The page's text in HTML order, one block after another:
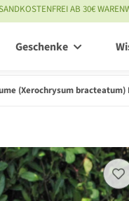
AB 30€
Geschenke
(Xerochrysum bracteatum)